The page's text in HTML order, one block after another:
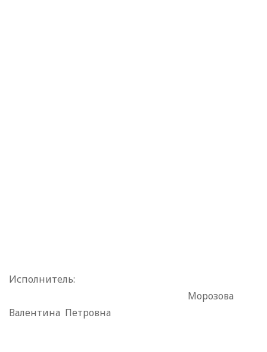
Исполнитель:
Морозова
Валентина Петровна